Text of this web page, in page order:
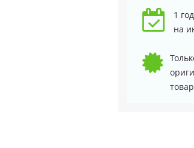
1
на